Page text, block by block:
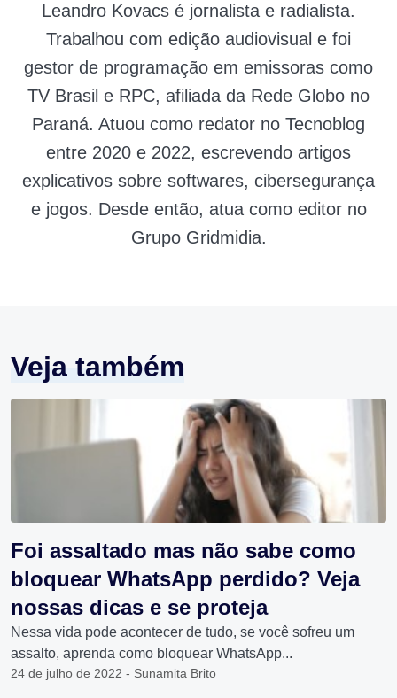
Leandro Kovacs é jornalista e radialista.
Trabalhou com edição audiovisual e foi
gestor de programação em emissoras como
TV Brasil e RPC, afiliada da Rede Globo no
Paraná. Atuou como redator no Tecnoblog
entre 2020 e 2022, escrevendo artigos
explicativos sobre softwares, cibersegurança
e jogos. Desde então, atua como editor no
Grupo Gridmidia.
Veja também
Foi assaltado mas não sabe como
bloquear WhatsApp perdido? Veja
nossas dicas e se proteja
Nessa vida pode acontecer de tudo, se você sofreu um
assalto, aprenda como bloquear WhatsApp...
24 de julho de 2022 - Sunamita Brito